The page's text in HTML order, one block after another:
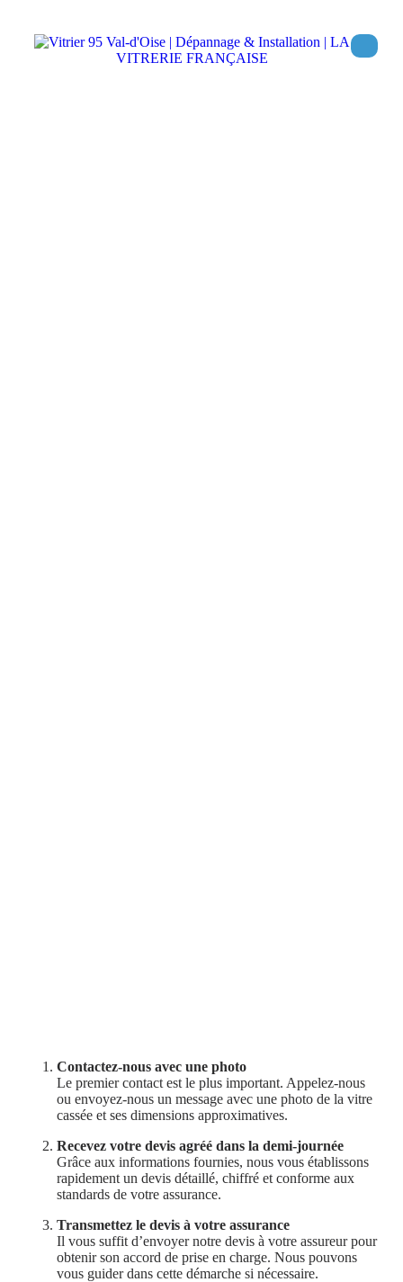
Contactez-nous avec une photo
Le premier contact est le plus important. Appelez-nous
ou envoyez-nous un message avec une photo de la vitre
cassée et ses dimensions approximatives.
Recevez votre devis agréé dans la demi-journée
Grâce aux informations fournies, nous vous établissons
rapidement un devis détaillé, chiffré et conforme aux
standards de votre assurance.
Transmettez le devis à votre assurance
Il vous suffit d’envoyer notre devis à votre assureur pour
obtenir son accord de prise en charge. Nous pouvons
vous guider dans cette démarche si nécessaire.